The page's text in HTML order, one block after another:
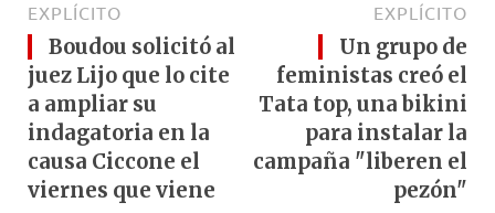
EXPLÍCITO
Boudou solicitó al
juez Lijo que lo cite
a ampliar su
indagatoria en la
causa Ciccone el
viernes que viene
EXPLÍCITO
Un grupo de
feministas creó el
Tata top, una bikini
para instalar la
campaña "liberen el
pezón"